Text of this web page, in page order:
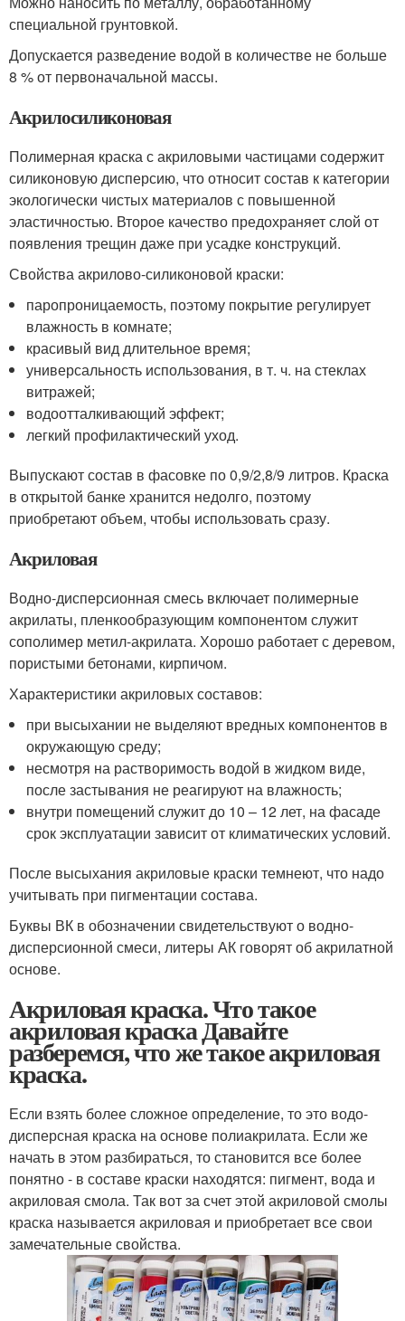
специальной грунтовкой.
Допускается разведение водой в количестве не больше
8 % от первоначальной массы.
Акрилосиликоновая
Полимерная краска с акриловыми частицами содержит
силиконовую дисперсию, что относит состав к категории
экологически чистых материалов с повышенной
эластичностью. Второе качество предохраняет слой от
появления трещин даже при усадке конструкций.
Свойства акрилово-силиконовой краски:
паропроницаемость, поэтому покрытие регулирует
влажность в комнате;
красивый вид длительное время;
универсальность использования, в т. ч. на стеклах
витражей;
водоотталкивающий эффект;
легкий профилактический уход.
Выпускают состав в фасовке по 0,9/2,8/9 литров. Краска
в открытой банке хранится недолго, поэтому
приобретают объем, чтобы использовать сразу.
Акриловая
Водно-дисперсионная смесь включает полимерные
акрилаты, пленкообразующим компонентом служит
сополимер метил-акрилата. Хорошо работает с деревом,
пористыми бетонами, кирпичом.
Характеристики акриловых составов:
при высыхании не выделяют вредных компонентов в
окружающую среду;
несмотря на растворимость водой в жидком виде,
после застывания не реагируют на влажность;
внутри помещений служит до 10 – 12 лет, на фасаде
срок эксплуатации зависит от климатических условий.
После высыхания акриловые краски темнеют, что надо
учитывать при пигментации состава.
Буквы ВК в обозначении свидетельствуют о водно-
дисперсионной смеси, литеры АК говорят об акрилатной
основе.
Акриловая краска. Что такое
акриловая краска Давайте
разберемся, что же такое акриловая
краска.
Если взять более сложное определение, то это водо-
дисперсная краска на основе полиакрилата. Если же
начать в этом разбираться, то становится все более
понятно - в составе краски находятся: пигмент, вода и
акриловая смола. Так вот за счет этой акриловой смолы
краска называется акриловая и приобретает все свои
замечательные свойства.